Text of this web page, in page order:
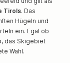
Tirols. Das
Hügeln und
ein. Egal ob
das Skigebiet
Wahl.